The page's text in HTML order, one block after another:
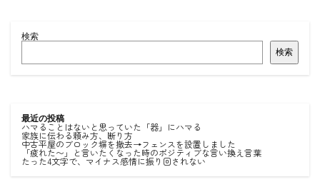
検索
検索
最近の投稿
ハマることはないと思っていた「器」にハマる
家族に伝わる頼み方、断り方
中古平屋のブロック塀を撤去→フェンスを設置しました
「疲れた〜」と言いたくなった時のポジティブな言い換え言葉
たった4文字で、マイナス感情に振り回されない